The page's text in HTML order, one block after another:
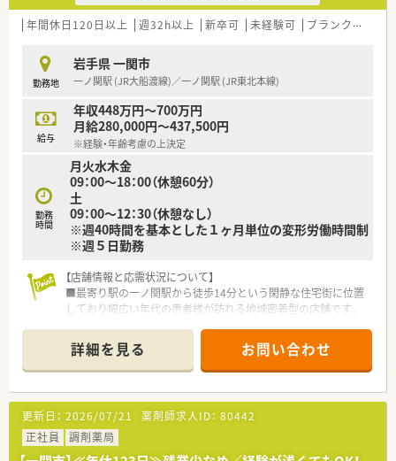
年間休日120日以上 週32h以上 新卒可 未経験可 ブランク可
勤務地
岩手県 一関市
一ノ関駅 (JR大船渡線)／一ノ関駅 (JR東北本線)
給与
年収448万円～700万円
月給280,000円～437,500円
※経験・年齢考慮の上決定
勤務
時間
月火水木金
09：00～18：00（休憩60分）
土
09：00～12：30（休憩なし）
※週40時間を基本とした１ヶ月単位の変形労働時間制
※週５日勤務
【店舗情報と応需状況について】
■最寄り駅の一ノ関駅から徒歩14分という閑静な住宅街に位置
しており幅広い年代の患者様が訪れる地域密着型の店舗です。
たり約100枚の処方箋を薬剤師5名と事務4名で対応します。
■近隣のクリニックからの処方箋がメインであり地域の医療ニ
ーズに応える質の高いサービスを提供している魅力的な環境で
す。
【募集背景と求める人物像について】
■現在は欠員補充のための募集を行っており地域医療に貢献し
ながら長く勤務していただける協調性のある方を求めておりま
詳細を見る お問い合わせ
更新日： 2026/07/21 薬剤師求人ID： 80442
正社員
調剤薬局